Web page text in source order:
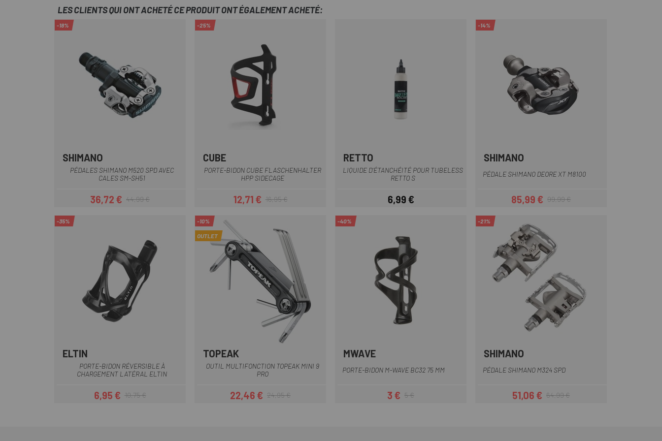
LES CLIENTS QUI ONT ACHETÉ CE PRODUIT ONT ÉGALEMENT ACHETÉ:
-18%
SHIMANO
PÉDALES SHIMANO M520 SPD AVEC
CALES SM-SH51
Prix
36,72 €Prix habituel
44,99 €
-25%
CUBE
PORTE-BIDON CUBE FLASCHENHALTER
HPP SIDECAGE
Prix
12,71 €Prix habituel
16,95 €
RETTO
LIQUIDE D'ÉTANCHÉITÉ POUR TUBELESS
RETTO S
Prix
6,99 €
-14%
SHIMANO
PÉDALE SHIMANO DEORE XT M8100
Prix
85,99 €Prix habituel
99,99 €
-35%
ELTIN
PORTE-BIDON RÉVERSIBLE À
CHARGEMENT LATÉRAL ELTIN
Prix
6,95 €Prix habituel
10,75 €
-10%
OUTLET
TOPEAK
OUTIL MULTIFONCTION TOPEAK MINI 9
PRO
Prix
22,46 €Prix habituel
24,95 €
-40%
MWAVE
PORTE-BIDON M-WAVE BC32 75 MM
Prix
3 € Prix habituel
5 €
-21%
SHIMANO
PÉDALE SHIMANO M324 SPD
Prix
51,06 €Prix habituel
64,99 €